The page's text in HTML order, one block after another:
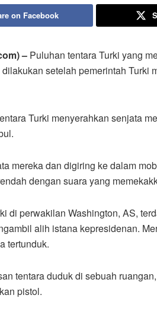
on Facebook
– Puluhan tentara Turki yang
setelah pemerintah Turki
Turki menyerahkan senjata
mereka dan digiring ke dalam
dengan suara yang
di perwakilan Washington, AS,
alih istana kepresidenan.
tertunduk.
tentara duduk di sebuah
pistol.